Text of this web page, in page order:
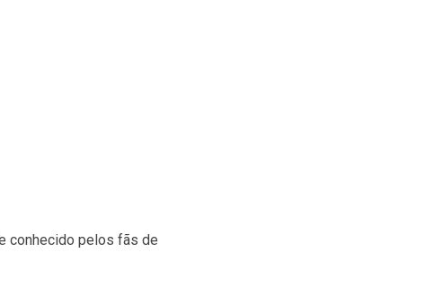
conhecido pelos fãs de